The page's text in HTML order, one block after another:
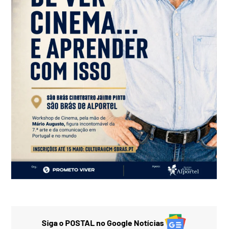
Siga o POSTAL no Google Notícias